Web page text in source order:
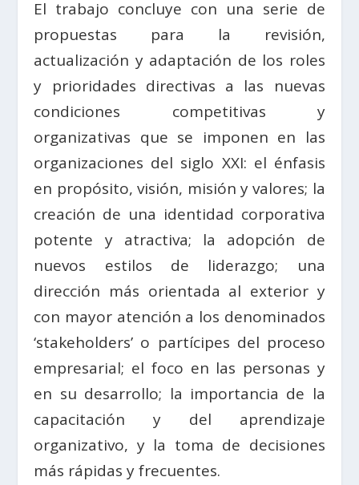
El trabajo concluye con una serie de
propuestas para la revisión,
actualización y adaptación de los roles
y prioridades directivas a las nuevas
condiciones competitivas y
organizativas que se imponen en las
organizaciones del siglo XXI: el énfasis
en propósito, visión, misión y valores; la
creación de una identidad corporativa
potente y atractiva; la adopción de
nuevos estilos de liderazgo; una
dirección más orientada al exterior y
con mayor atención a los denominados
‘stakeholders’ o partícipes del proceso
empresarial; el foco en las personas y
en su desarrollo; la importancia de la
capacitación y del aprendizaje
organizativo, y la toma de decisiones
más rápidas y frecuentes.